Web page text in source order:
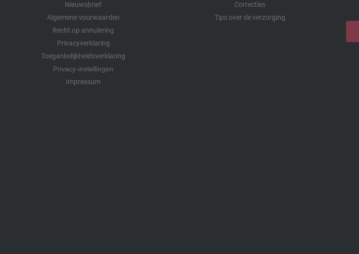
Nieuwsbrief
Algemene voorwaarden
Recht op annulering
Privacyverklaring
Toegankelijkheidsverklaring
Privacy-instellingen
Impressum
Correcties
Tips over de verzorging